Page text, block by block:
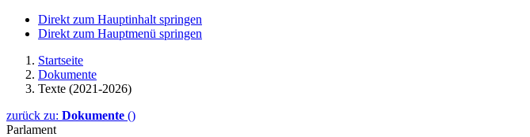
Direkt zum Hauptinhalt springen
Direkt zum Hauptmenü springen
Startseite
Dokumente
Texte (2021-2026)
zurück zu: Dokumente ()
Parlament